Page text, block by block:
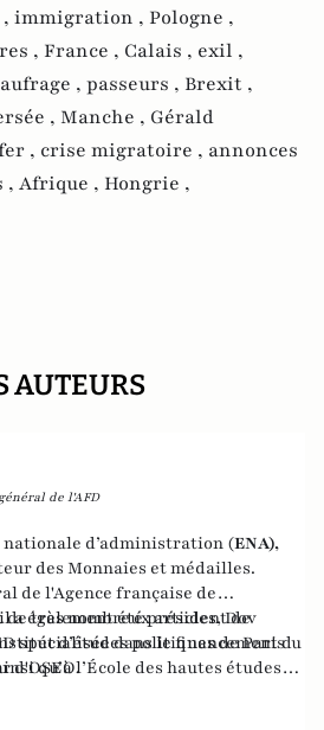
immigration , Pologne ,
, France , Calais , exil ,
, passeurs , Brexit ,
, Manche , Gérald
, crise migratoire , annonces
, Afrique , Hongrie ,
AUTEURS
de l'AFD
nationale d’administration (ENA),
des Monnaies et médailles.
de l'Agence française de
a également été président de
spécialisée dans le financement du
d'OSEO.
très nombreux articles, Dov
d’études politiques de Paris
qu’à l’École des hautes études
Conseiller municipal de
à 2014, et à nouveau depuis 2020.